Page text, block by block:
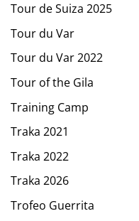
Tour de Suiza 2025
Tour du Var
Tour du Var 2022
Tour of the Gila
Training Camp
Traka 2021
Traka 2022
Traka 2026
Trofeo Guerrita